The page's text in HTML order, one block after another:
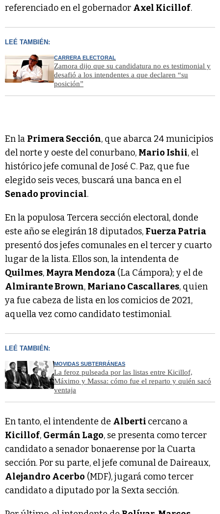
referenciado en el gobernador Axel Kicillof.
LEÉ TAMBIÉN:
CARRERA ELECTORAL
Zamora dijo que su candidatura no es testimonial y
desafió a los intendentes a que declaren “su
posición”
En la Primera Sección, que abarca 24 municipios
del norte y oeste del conurbano, Mario Ishii, el
histórico jefe comunal de José C. Paz, que fue
elegido seis veces, buscará una banca en el
Senado provincial.
En la populosa Tercera sección electoral, donde
este año se elegirán 18 diputados, Fuerza Patria
presentó dos jefes comunales en el tercer y cuarto
lugar de la lista. Ellos son, la intendenta de
Quilmes, Mayra Mendoza (La Cámpora); y el de
Almirante Brown, Mariano Cascallares, quien
ya fue cabeza de lista en los comicios de 2021,
aquella vez como candidato testimonial.
LEÉ TAMBIÉN:
MOVIDAS SUBTERRÁNEAS
La feroz pulseada por las listas entre Kicillof,
Máximo y Massa: cómo fue el reparto y quién sacó
ventaja
En tanto, el intendente de Alberti cercano a
Kicillof, Germán Lago, se presenta como tercer
candidato a senador bonaerense por la Cuarta
sección. Por su parte, el jefe comunal de Daireaux,
Alejandro Acerbo (MDF), jugará como tercer
candidato a diputado por la Sexta sección.